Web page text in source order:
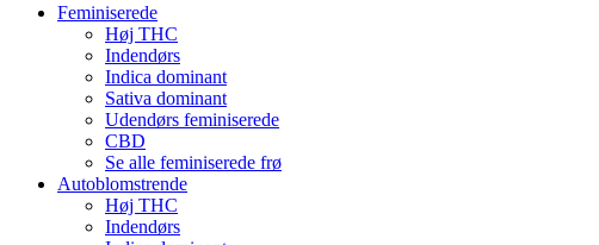
Feminiserede
Høj THC
Indendørs
Indica dominant
Sativa dominant
Udendørs feminiserede
CBD
Se alle feminiserede frø
Autoblomstrende
Høj THC
Indendørs